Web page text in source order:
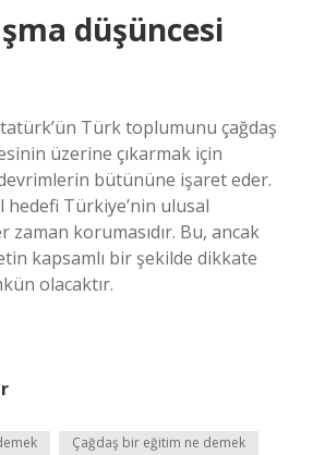
düşüncesi
Türk toplumunu çağdaş
üzerine çıkarmak için
bütününe işaret eder.
hedefi Türkiye’nin ulusal
zaman korumasıdır. Bu, ancak
kapsamlı bir şekilde dikkate
olacaktır.
Çağdaş bir eğitim ne demek